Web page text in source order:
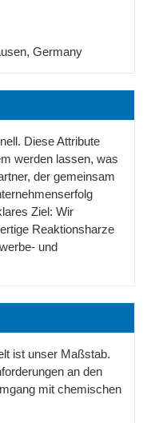
Germany
Diese Attribute
werden lassen, was
der gemeinsam
Ziel: Wir
Reaktionsharze
und
ist unser Maßstab.
an den
mit chemischen